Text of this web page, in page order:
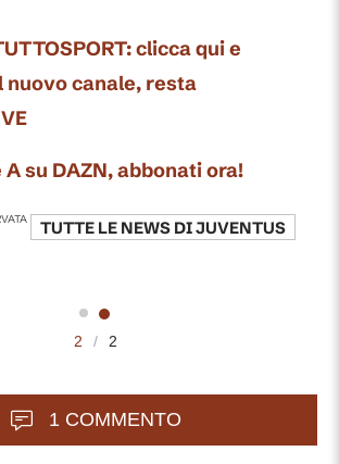
clicca qui e
canale, resta
su DAZN, abbonati ora!
TUTTE LE NEWS DIJUVENTUS
2 / 2
1 COMMENTO